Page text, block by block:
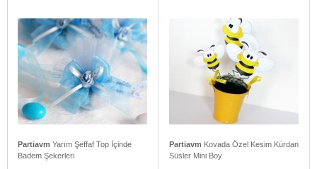
Partiavm Yarım Şeffaf Top İçinde
Badem Şekerleri
Partiavm Kovada Özel Kesim Kürdan
Süsler Mini Boy